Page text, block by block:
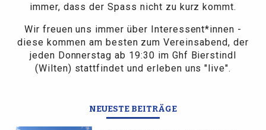
immer, dass der Spass nicht zu kurz kommt.
Wir freuen uns immer über Interessent*innen -
diese kommen am besten zum Vereinsabend, der
jeden Donnerstag ab 19:30 im Ghf Bierstindl
(Wilten) stattfindet und erleben uns "live".
NEUESTE BEITRÄGE